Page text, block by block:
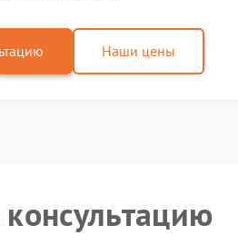
Наши цены
консультацию